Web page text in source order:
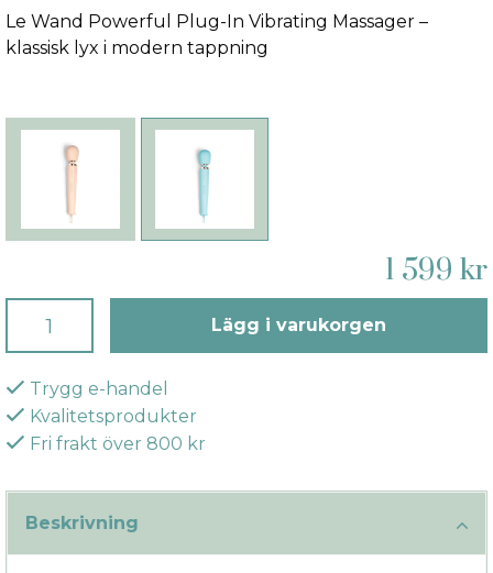
Le Wand Powerful Plug-In Vibrating Massager –
klassisk lyx i modern tappning
1 599 kr
Lägg i varukorgen
Trygg e-handel
Kvalitetsprodukter
Fri frakt över 800 kr
Beskrivning